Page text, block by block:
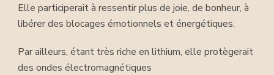
Elle participerait à ressentir plus de joie, de bonheur, à
libérer des blocages émotionnels et énergétiques.
Par ailleurs, étant très riche en lithium, elle protègerait
des ondes électromagnétiques